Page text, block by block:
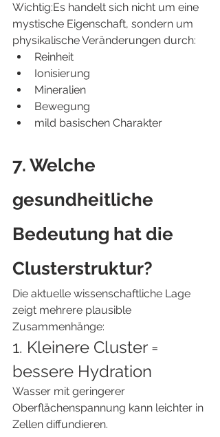
Wichtig:Es handelt sich nicht um eine
mystische Eigenschaft, sondern um
physikalische Veränderungen durch:
Reinheit
Ionisierung
Mineralien
Bewegung
mild basischen Charakter
7. Welche
gesundheitliche
Bedeutung hat die
Clusterstruktur?
Die aktuelle wissenschaftliche Lage
zeigt mehrere plausible
Zusammenhänge:
1. Kleinere Cluster =
bessere Hydration
Wasser mit geringerer
Oberflächenspannung kann leichter in
Zellen diffundieren.